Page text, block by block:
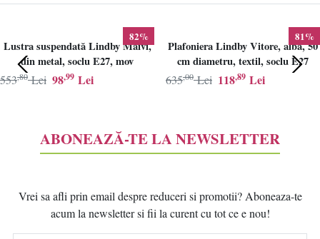
82%
Lustra suspendată Lindby Maivi,
din metal, soclu E27, mov
98,99 Lei
553,80 Lei
81%
Plafoniera Lindby Vitore, alba, 50
cm diametru, textil, soclu E27
118,89 Lei
635,00 Lei
ABONEAZĂ-TE LA NEWSLETTER
Vrei sa afli prin email despre reduceri si promotii? Aboneaza-te
acum la newsletter si fii la curent cu tot ce e nou!